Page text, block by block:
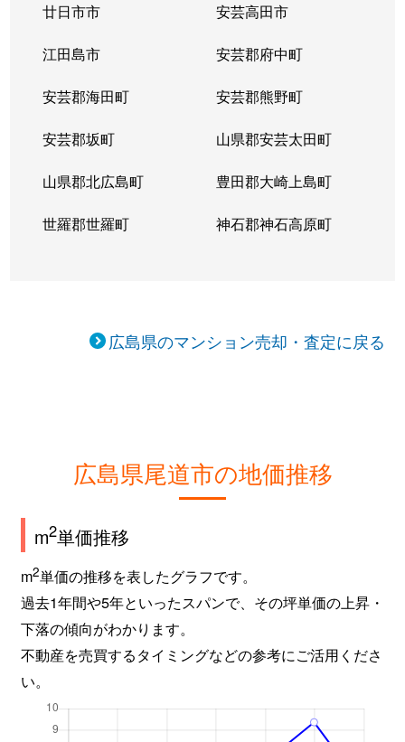
廿日市市 安芸高田市
江田島市 安芸郡府中町
安芸郡海田町 安芸郡熊野町
安芸郡坂町 山県郡安芸太田町
山県郡北広島町 豊田郡大崎上島町
世羅郡世羅町 神石郡神石高原町
広島県のマンション売却・査定に戻る
広島県尾道市の地価推移
m2単価推移
m2単価の推移を表したグラフです。
過去1年間や5年といったスパンで、その坪単価の上昇・
下落の傾向がわかります。
不動産を売買するタイミングなどの参考にご活用くださ
い。